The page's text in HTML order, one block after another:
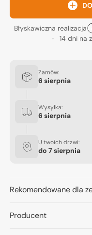
Błyskawiczna realizacja
14 dni na
Zamów:
6 sierpnia
Wysyłka:
6 sierpnia
U twoich drzwi:
do 7 sierpnia
Rekomendowane dla
Producent